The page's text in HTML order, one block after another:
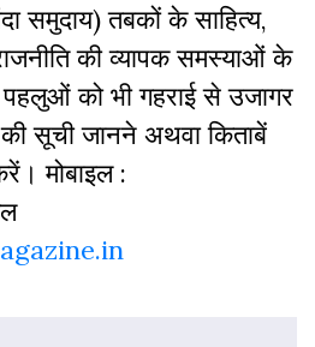
समुदाय) तबकों के साहित्‍य,
की व्‍यापक समस्‍याओं के
को भी गहराई से उजागर
सूची जानने अथवा किताबें
मोबाइल :